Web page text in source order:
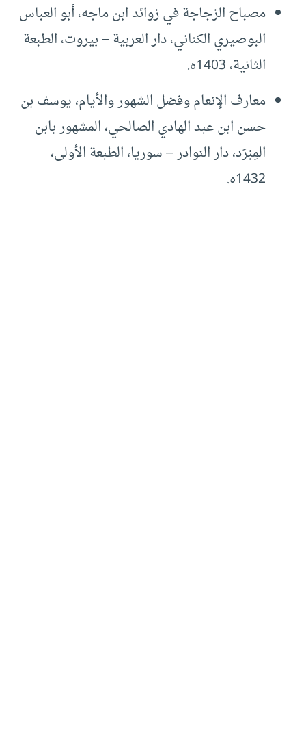
مصباح الزجاجة في زوائد ابن ماجه، أبو العباس
البوصيري الكناني، دار العربية – بيروت، الطبعة
الثانية، 1403ه.
معارف الإنعام وفضل الشهور والأيام، يوسف بن
حسن ابن عبد الهادي الصالحي، المشهور بابن
المِبْرَد، دار النوادر – سوريا، الطبعة الأولى،
1432ه.